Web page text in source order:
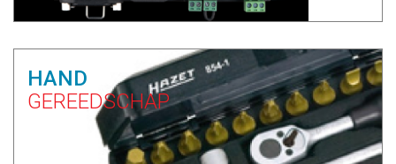
HAND
GEREEDSCHAP